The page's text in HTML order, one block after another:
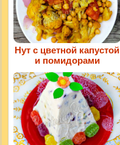
Нут с цветной капустой
и помидорами